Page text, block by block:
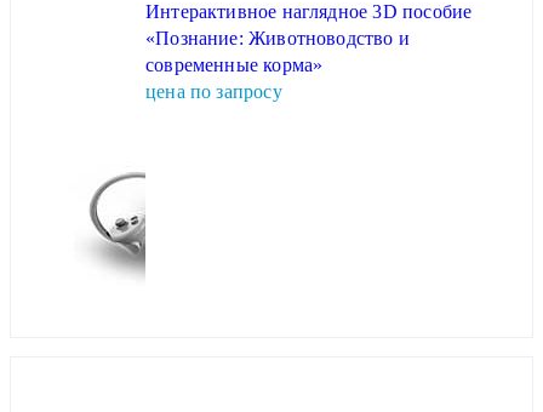
Интерактивное наглядное 3D пособие
«Познание: Животноводство и
современные корма»
цена по запросу